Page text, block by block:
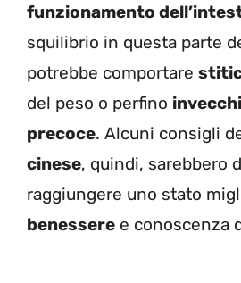
funzionamento
squilibrio in questa parte
potrebbe comportare
del peso o perfino
precoce. Alcuni consigli
cinese, quindi, sarebbero
raggiungere uno stato
benessere e conoscenza